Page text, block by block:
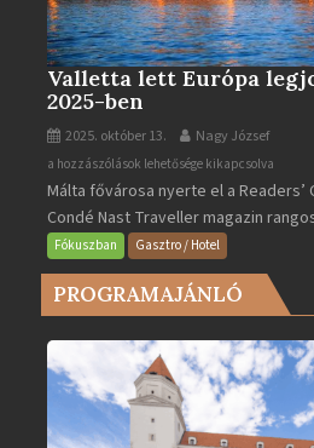
Valletta lett Európa
2025-ben
2025. október 13. Nagy József
Valletta
lett
Európa
legjobb
városa
2025-
bejegyzéshez
a hozzászólások lehetősége kikapcsolva
Málta fővárosa nyerte el a Readers’
Condé Nast Traveller magazin
Fókuszban Gasztro / Hotel
PROGRAMAJÁNLÓ